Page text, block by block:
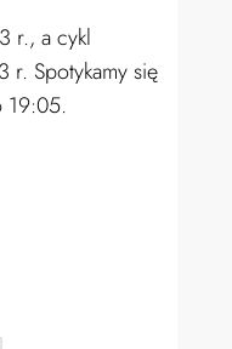
r., a cykl
r. Spotykamy się
19:05.